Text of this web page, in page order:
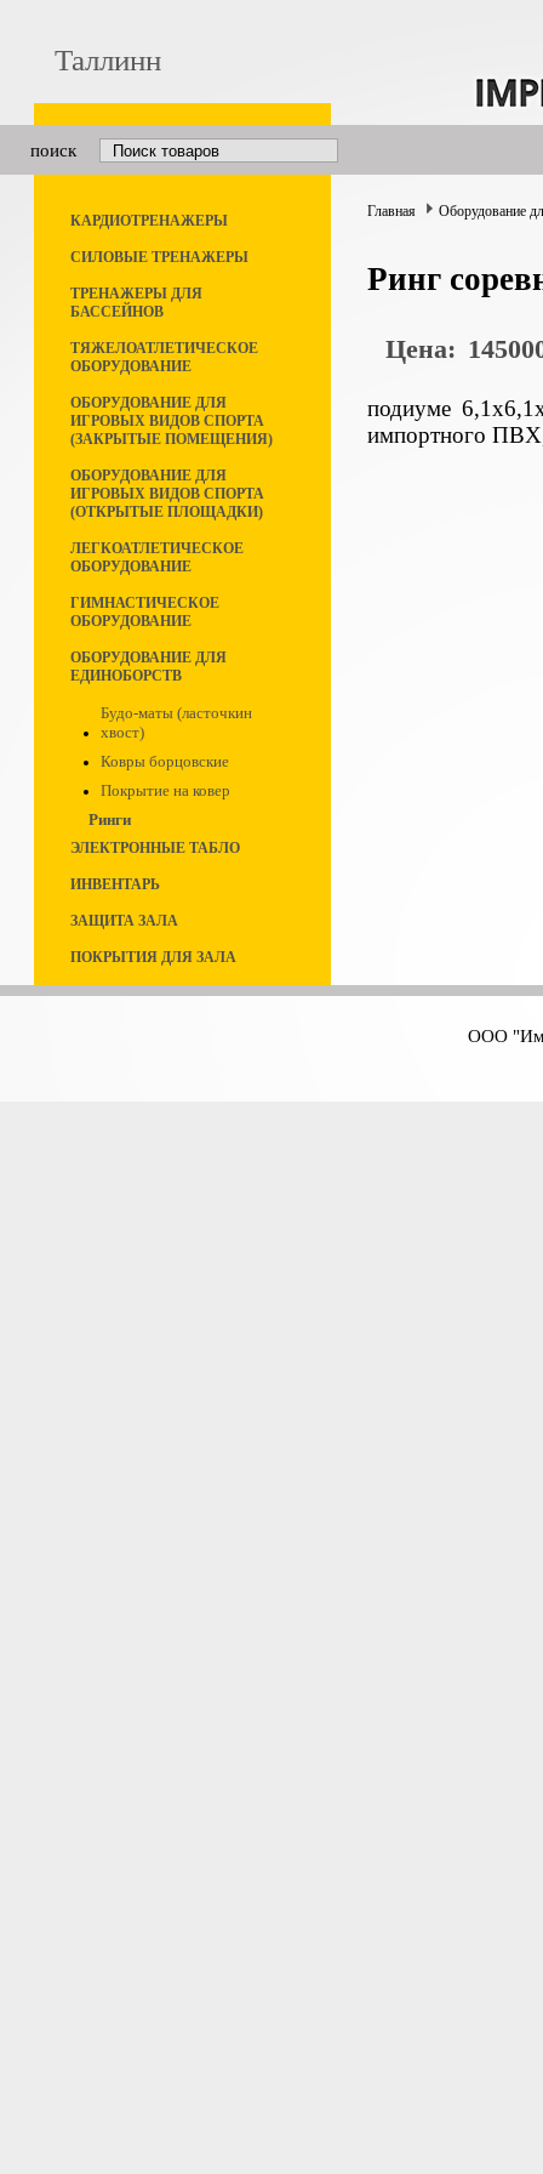
Таллинн
поиск
КАРДИОТРЕНАЖЕРЫ
СИЛОВЫЕ ТРЕНАЖЕРЫ
ТРЕНАЖЕРЫ ДЛЯ
БАССЕЙНОВ
ТЯЖЕЛОАТЛЕТИЧЕСКОЕ
ОБОРУДОВАНИЕ
ОБОРУДОВАНИЕ ДЛЯ
ИГРОВЫХ ВИДОВ СПОРТА
(ЗАКРЫТЫЕ ПОМЕЩЕНИЯ)
ОБОРУДОВАНИЕ ДЛЯ
ИГРОВЫХ ВИДОВ СПОРТА
(ОТКРЫТЫЕ ПЛОЩАДКИ)
ЛЕГКОАТЛЕТИЧЕСКОЕ
ОБОРУДОВАНИЕ
ГИМНАСТИЧЕСКОЕ
ОБОРУДОВАНИЕ
ОБОРУДОВАНИЕ ДЛЯ
ЕДИНОБОРСТВ
Будо-маты (ласточкин
хвост)
Ковры борцовские
Покрытие на ковер
Ринги
ЭЛЕКТРОННЫЕ ТАБЛО
ИНВЕНТАРЬ
ЗАЩИТА ЗАЛА
ПОКРЫТИЯ ДЛЯ ЗАЛА
Главная Оборудование
Ринг
Цена:
подиуме
импортного
ООО